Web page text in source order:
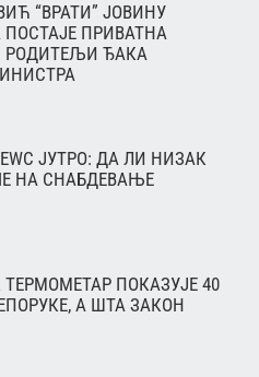
“ВРАТИ” ЈОВИНУ
ПРИВАТНА
РОДИТЕЉИ ЂАКА
ЈУТРО: ДА ЛИ НИЗАК
НА СНАБДЕВАЊЕ
ПОКАЗУЈЕ 40
А ШТА ЗАКОН